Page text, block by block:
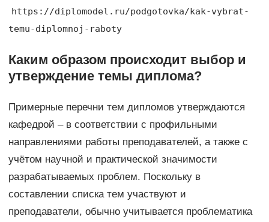
https://diplomodel.ru/podgotovka/kak-vybrat-
temu-diplomnoj-raboty
Каким образом происходит выбор и
утверждение темы диплома?
Примерные перечни тем дипломов утверждаются
кафедрой – в соответствии с профильными
направлениями работы преподавателей, а также с
учётом научной и практической значимости
разрабатываемых проблем. Поскольку в
составлении списка тем участвуют и
преподаватели, обычно учитывается проблематика